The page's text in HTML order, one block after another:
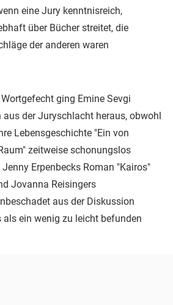
eine Jury kenntnisreich,
über Bücher streitet, die
der anderen waren
ging Emine Sevgi
aus der Juryschlacht heraus, obwohl
Lebensgeschichte "Ein von
zeitweise schonungslos
Erpenbecks Roman "Kairos"
Jovanna Reisingers
aus der Diskussion
ein wenig zu leicht befunden